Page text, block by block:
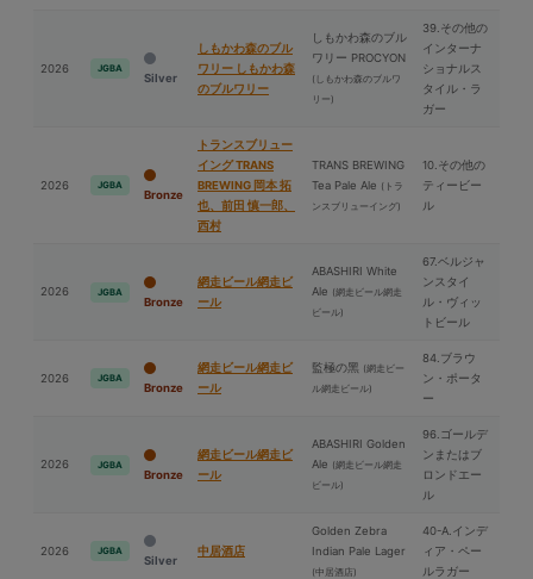
2026 JGBA
Silver
しもかわ森のブル
ワリー しもかわ森
のブルワリー
しもかわ森のブル
ワリー PROCYON
(しもかわ森のブルワ
リー)
39.その他の
インターナ
ショナルス
タイル・ラ
ガー
2026 JGBA
Bronze
トランスブリュー
イング TRANS
BREWING 岡本 拓
也、前⽥ 慎一郎、
⻄村
TRANS BREWING
Tea Pale Ale (トラ
ンスブリューイング)
10.その他の
ティービー
ル
2026 JGBA
Bronze
網走ビール網走ビ
ール
ABASHIRI White
Ale (網走ビール網走
ビール)
67.ベルジャ
ンスタイ
ル・ヴィッ
トビール
2026 JGBA
Bronze
網走ビール網走ビ
ール
監極の⿊ (網走ビー
ル網走ビール)
84.ブラウ
ン・ポータ
ー
2026 JGBA
Bronze
網走ビール網走ビ
ール
ABASHIRI Golden
Ale (網走ビール網走
ビール)
96.ゴールデ
ンまたはブ
ロンドエー
ル
2026 JGBA
Silver
中居酒店
Golden Zebra
Indian Pale Lager
(中居酒店)
40-A.インデ
ィア・ペー
ルラガー